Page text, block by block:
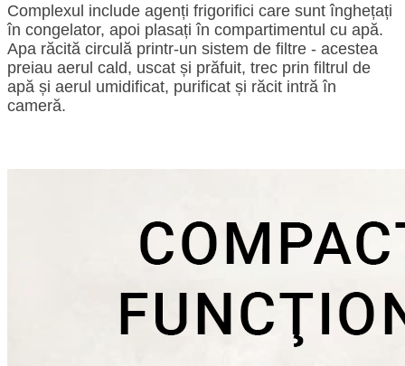
Complexul include agenți frigorifici care sunt înghețați
în congelator, apoi plasați în compartimentul cu apă.
Apa răcită circulă printr-un sistem de filtre - acestea
preiau aerul cald, uscat și prăfuit, trec prin filtrul de
apă și aerul umidificat, purificat și răcit intră în
cameră.